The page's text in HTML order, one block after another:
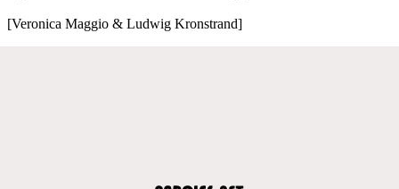
[Veronica Maggio & Ludwig Kronstrand]